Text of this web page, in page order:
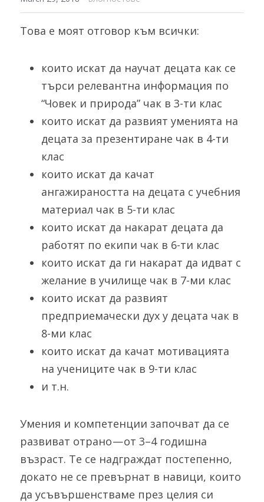
Това е моят отговор към всички:
които искат да научат децата как се
търси релевантна информация по
“Човек и природа” чак в 3-ти клас
които искат да развият уменията на
децата за презентиране чак в 4-ти
клас
които искат да качат
ангажираността на децата с учебния
материал чак в 5-ти клас
които искат да накарат децата да
работят по екипи чак в 6-ти клас
които искат да ги накарат да идват с
желание в училище чак в 7-ми клас
които искат да развият
предприемачески дух у децата чак в
8-ми клас
които искат да качат мотивацията
на учениците чак в 9-ти клас
и т.н.
Умения и компетенции започват да се
развиват отрано — от 3–4 годишна
възраст. Те се надграждат постепенно,
докато не се превърнат в навици, които
да усъвършенстваме през целия си